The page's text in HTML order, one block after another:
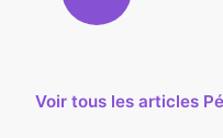
Voir tous les articles